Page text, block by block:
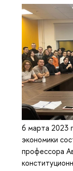
6 марта 2023
экономики
профессора